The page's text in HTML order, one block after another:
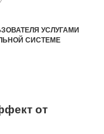
УСЛУГАМИ
СИСТЕМЕ
от